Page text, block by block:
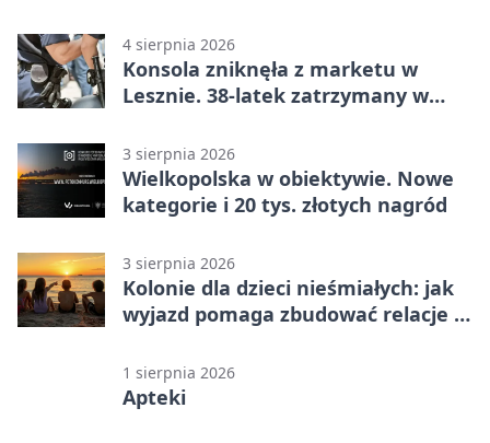
4 sierpnia 2026
Konsola zniknęła z marketu w
Lesznie. 38-latek zatrzymany w
3 sierpnia 2026
Wielkopolska w obiektywie. Nowe
kategorie i 20 tys. złotych nagród
3 sierpnia 2026
Kolonie dla dzieci nieśmiałych: jak
wyjazd pomaga zbudować relacje z
1 sierpnia 2026
Apteki